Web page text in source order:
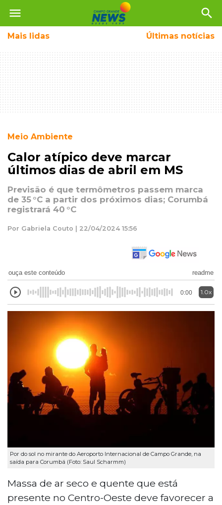
menu search
Mais lidas Últimas notícias
Meio Ambiente
Calor atípico deve marcar
últimos dias de abril em MS
Previsão é que termômetros passem marca
de 35 °C a partir dos próximos dias; Corumbá
registrará 40 °C
Por Gabriela Couto | 22/04/2024 15:56
ouça este conteúdo readme
0:00 1.0x
Por do sol no mirante do Aeroporto Internacional de Campo Grande, na
saída para Corumbá (Foto: Saul Scharmm)
Massa de ar seco e quente que está
presente no Centro-Oeste deve favorecer a